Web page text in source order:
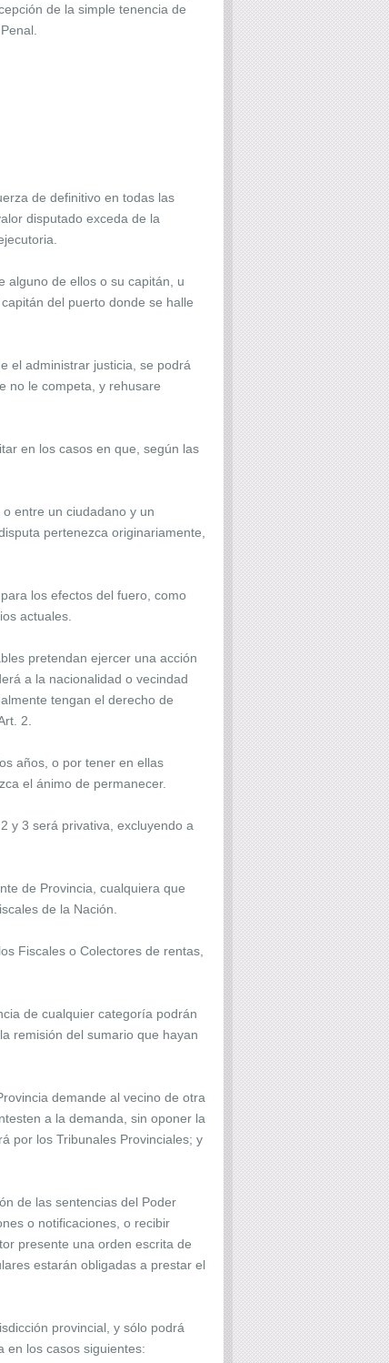
de la simple tenencia de
de definitivo en todas las
disputado exceda de la
alguno de ellos o su capitán, u
del puerto donde se halle
el administrar justicia, se podrá
no le competa, y rehusare
en los casos en que, según las
entre un ciudadano y un
pertenezca originariamente,
los efectos del fuero, como
actuales.
pretendan ejercer una acción
a la nacionalidad o vecindad
tengan el derecho de
2.
años, o por tener en ellas
el ánimo de permanecer.
y 3 será privativa, excluyendo a
de Provincia, cualquiera que
de la Nación.
Fiscales o Colectores de rentas,
de cualquier categoría podrán
remisión del sumario que hayan
demande al vecino de otra
a la demanda, sin oponer la
por los Tribunales Provinciales; y
de las sentencias del Poder
o notificaciones, o recibir
presente una orden escrita de
estarán obligadas a prestar el
provincial, y sólo podrá
en los casos siguientes: